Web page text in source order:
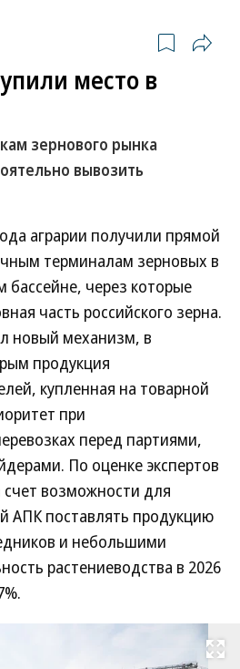
место в
зернового рынка
вывозить
аграрии получили прямой
терминалам зерновых в
через которые
часть российского зерна.
новый механизм, в
продукция
купленная на товарной
при
перед партиями,
По оценке экспертов
счет возможности для
АПК поставлять продукцию
и небольшими
растениеводства в 2026
Развернуть